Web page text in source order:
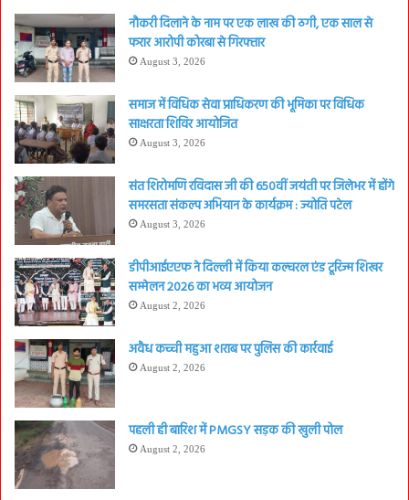
नौकरी दिलाने के नाम पर एक लाख की ठगी, एक साल से
फरार आरोपी कोरबा से गिरफ्तार
August 3, 2026
समाज में विधिक सेवा प्राधिकरण की भूमिका पर विधिक
साक्षरता शिविर आयोजित
August 3, 2026
संत शिरोमणि रविदास जी की 650वीं जयंती पर जिलेभर में होंगे
समरसता संकल्प अभियान के कार्यक्रम : ज्योति पटेल
August 3, 2026
डीपीआईएएफ ने दिल्ली में किया कल्चरल एंड टूरिज्म शिखर
सम्मेलन 2026 का भव्य आयोजन
August 2, 2026
अवैध कच्ची महुआ शराब पर पुलिस की कार्रवाई
August 2, 2026
पहली ही बारिश में PMGSY सड़क की खुली पोल
August 2, 2026